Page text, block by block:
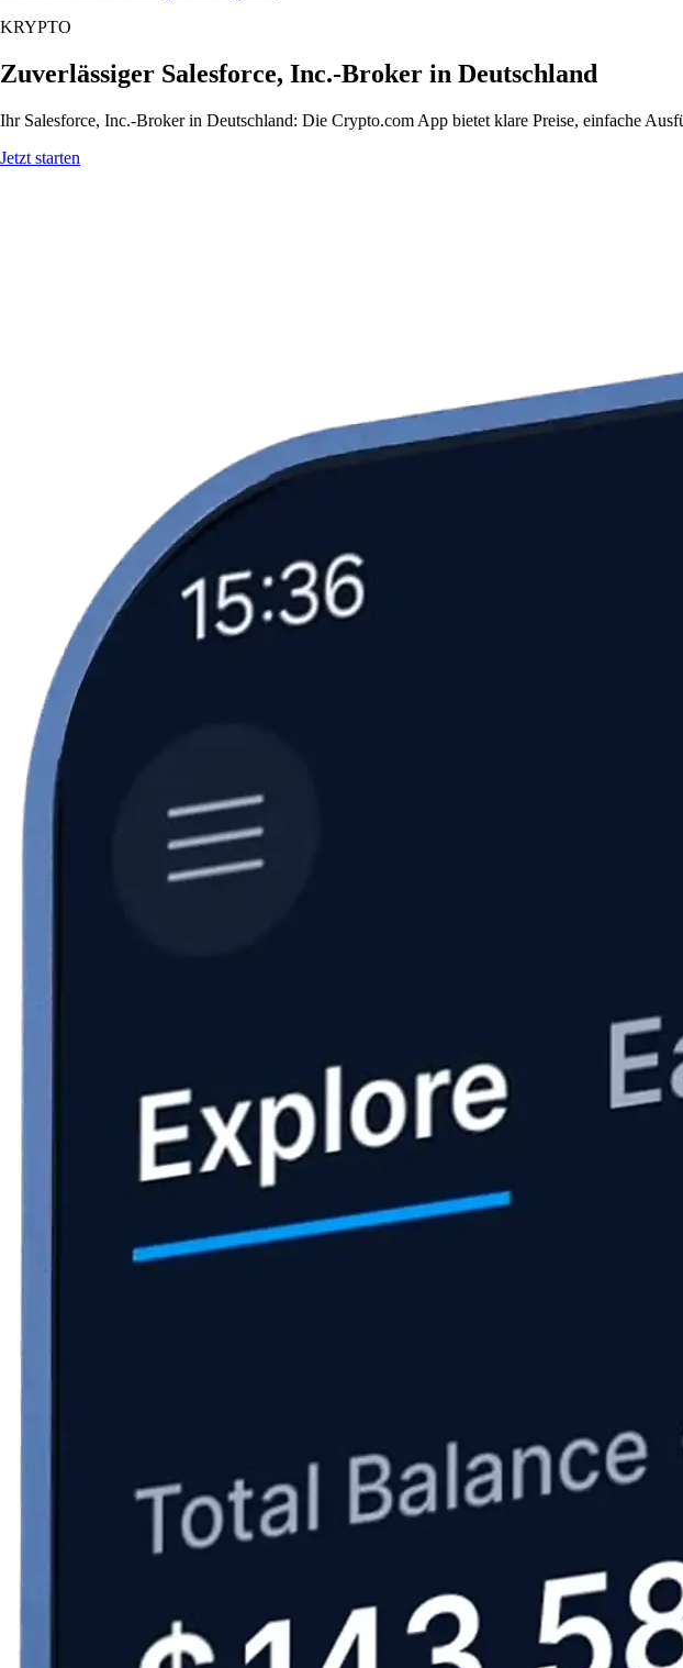
KRYPTO
Zuverlässiger Salesforce, Inc.-Broker in Deutschland
Ihr Salesforce, Inc.-Broker in Deutschland: Die Crypto.com App bietet klare Preise, einfache
Jetzt starten